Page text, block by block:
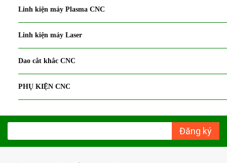
Linh kiện máy Plasma CNC
Linh kiện máy Laser
Dao cắt khắc CNC
PHỤ KIỆN CNC
Đăng ký